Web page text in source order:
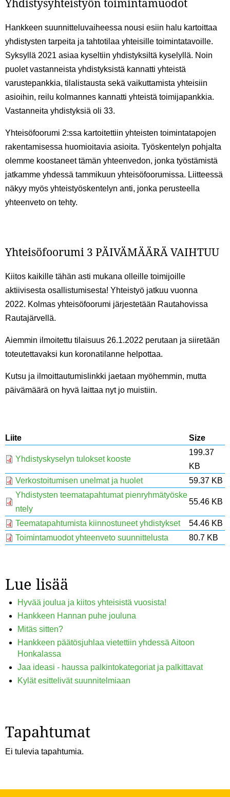
Yhdistysyhteistyön toimintamuodot
Hankkeen suunnitteluvaiheessa nousi esiin halu kartoittaa
yhdistysten tarpeita ja tahtotilaa yhteisille toimintatavoille.
Syksyllä 2021 asiaa kyseltiin yhdistyksiltä kyselyllä. Noin
puolet vastanneista yhdistyksistä kannatti yhteistä
varustepankkia, tilalistausta sekä vaikuttamista yhteisiin
asioihin, reilu kolmannes kannatti yhteistä toimijapankkia.
Vastanneita yhdistyksiä oli 33.
Yhteisöfoorumi 2:ssa kartoitettiin yhteisten toimintatapojen
rakentamisessa huomioitavia asioita. Työskentelyn pohjalta
olemme koostaneet tämän yhteenvedon, jonka työstämistä
jatkamme yhdessä tammikuun yhteisöfoorumissa. Liitteessä
näkyy myös yhteistyöskentelyn anti, jonka perusteella
yhteenveto on tehty.
Yhteisöfoorumi 3 PÄIVÄMÄÄRÄ VAIHTUU
Kiitos kaikille tähän asti mukana olleille toimijoille
aktiivisesta osallistumisesta! Yhteistyö jatkuu vuonna
2022. Kolmas yhteisöfoorumi järjestetään Rautahovissa
Rautajärvellä.
Aiemmin ilmoitettu tilaisuus 26.1.2022 perutaan ja siiretään
toteutettavaksi kun koronatilanne helpottaa.
Kutsu ja ilmoittautumislinkki jaetaan myöhemmin, mutta
päivämäärä on hyvä laittaa nyt jo muistiin.
Liite Size
Yhdistyskyselyn tulokset kooste
199.37
KB
Verkostoitumisen unelmat ja huolet
59.37 KB
Yhdistysten teematapahtumat pienryhmätyöske
ntely
55.46 KB
Teematapahtumista kiinnostuneet yhdistykset
54.46 KB
Toimintamuodot yhteenveto suunnittelusta
80.7 KB
Lue lisää
Hyvää joulua ja kiitos yhteisistä vuosista!
Hankkeen Hannan puhe jouluna
Mitäs sitten?
Hankkeen päätösjuhlaa vietettiin yhdessä Aitoon
Honkalassa
Jaa ideasi - haussa palkintokategoriat ja palkittavat
Kylät esittelivät suunnitelmiaan
Tapahtumat
Ei tulevia tapahtumia.